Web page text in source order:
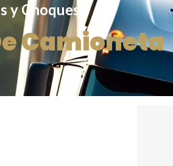
y Choques
Camioneta